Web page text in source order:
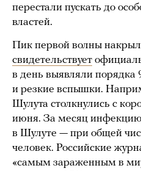
перестали пускать до
властей.
Пик первой волны
свидетельствует
в день выявляли порядка
и резкие вспышки.
Шулута столкнулись с
июня. За месяц инфекцию
в Шулуте — при общей
человек. Российские
«самым зараженным в